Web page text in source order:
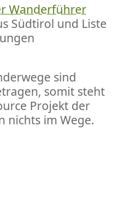
Wanderführer
Südtirol und Liste
sind
somit steht
Projekt der
nichts im Wege.